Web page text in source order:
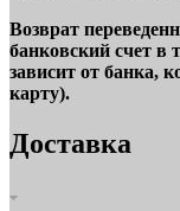
Возврат
банковский счет в
зависит от банка,
карту).
Доставка